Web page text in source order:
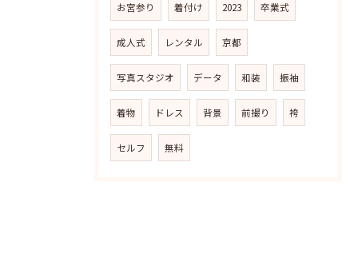
お宮参り 着付け 2023 卒業式
成人式 レンタル 京都
写真スタジオ データ 和装 振袖
着物 ドレス 背景 前撮り 袴
セルフ 無料